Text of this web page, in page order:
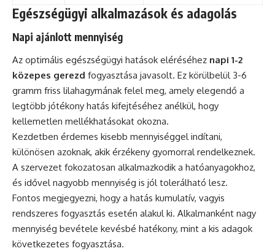
Egészségügyi alkalmazások és adagolás
Napi ajánlott mennyiség
Az optimális egészségügyi hatások eléréséhez napi 1-2
közepes gerezd fogyasztása javasolt. Ez körülbelül 3-6
gramm friss lilahagymának felel meg, amely elegendő a
legtöbb jótékony hatás kifejtéséhez anélkül, hogy
kellemetlen mellékhatásokat okozna.
Kezdetben érdemes kisebb mennyiséggel indítani,
különösen azoknak, akik érzékeny gyomorral rendelkeznek.
A szervezet fokozatosan alkalmazkodik a hatóanyagokhoz,
és idővel nagyobb mennyiség is jól tolerálható lesz.
Fontos megjegyezni, hogy a hatás kumulatív, vagyis
rendszeres fogyasztás esetén alakul ki. Alkalmanként nagy
mennyiség bevétele kevésbé hatékony, mint a kis adagok
következetes fogyasztása.